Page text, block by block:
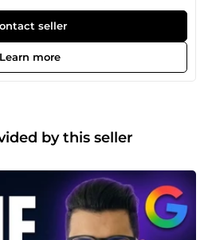
naturel et du Webdesign.
2018, j’ai aidé plusieurs centaines
présence en ligne, à attirer
leur chiffre d’affaires
performantes et sur-mesure. 👀
des mots clés pour aligner
des utilisateurs et des moteurs
des sites référents et des
: Vérification des aspects
vitesse de chargement,
Analyse concurrence 🕶️ :
(mots clés,
seller
Learn more
by this seller